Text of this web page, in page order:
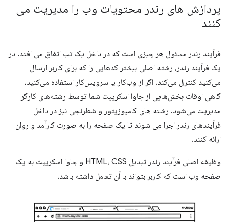
پردازش های رندر محتویات وب را مدیریت می
کنند
فرآیند رندر مسئول هر چیزی است که در داخل یک تب اتفاق می افتد. در
یک فرآیند رندر، رشته اصلی بیشتر کدهایی را که برای کاربر ارسال
می‌کنید کنترل می‌کند. اگر از وب‌کار یا سرویس‌کار استفاده می‌کنید،
گاهی اوقات بخش‌هایی از جاوا اسکریپت شما توسط رشته‌های کارگر
مدیریت می‌شود. رشته های کامپوزیتور و شطرنجی نیز در داخل
فرآیندهای رندر اجرا می شوند تا یک صفحه را به صورت کارآمد و روان
ارائه کنند.
وظیفه اصلی فرآیند رندر تبدیل HTML، CSS و جاوا اسکریپت به یک
صفحه وب است که کاربر بتواند با آن تعامل داشته باشد.